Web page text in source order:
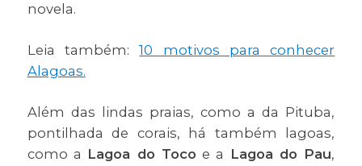
novela.
Leia também:10 motivos para conhecer
Alagoas.
Além das lindas praias, como a da Pituba,
pontilhada de corais, há também lagoas,
como a Lagoa do Toco e a Lagoa do Pau,